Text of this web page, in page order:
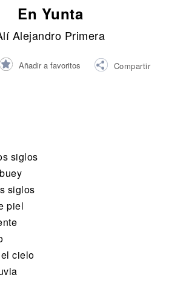
En Yunta
Alejandro Primera
Añadir a favoritos Compartir
siglos
siglos
piel
cielo